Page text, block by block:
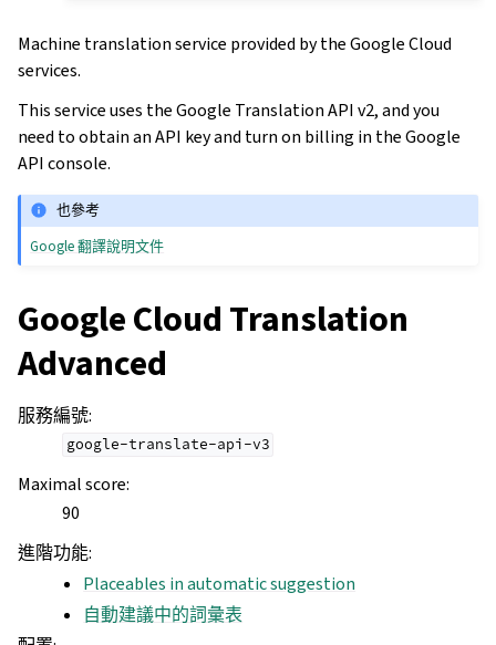
Machine translation service provided by the Google Cloud
services.
This service uses the Google Translation API v2, and you
need to obtain an API key and turn on billing in the Google
API console.
也參考
Google 翻譯說明文件
Google Cloud Translation
Advanced
服務編號:
google-translate-api-v3
Maximal score:
90
進階功能:
Placeables in automatic suggestion
自動建議中的詞彙表